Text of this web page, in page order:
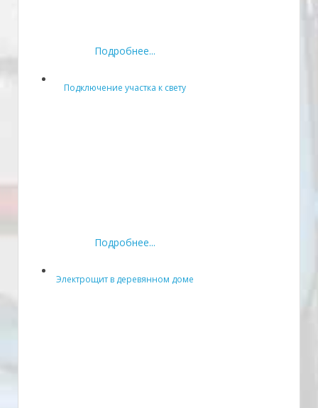
Подробнее...
Подключение участка к свету
Подробнее...
Электрощит в деревянном доме